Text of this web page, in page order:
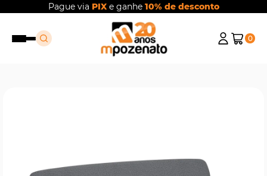
Pague via PIXe ganhe 10% de desconto
0